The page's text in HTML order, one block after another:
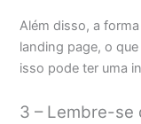
Além disso, a
landing page, o
isso pode ter uma
3 – Lembre-se